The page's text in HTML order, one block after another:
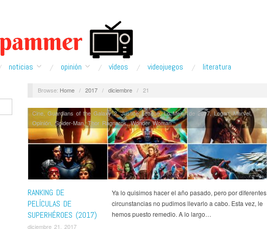
noticias opinión ví­deos videojuegos literatura
Browse: Home / 2017 / diciembre / 21
RANKING DE
PELÍCULAS DE
SUPERHÉROES (2017)
diciembre 21, 2017
Cine, Guardians of the Galaxy 2,Justice League,Lo Mejor de 2017,Logan, Marvel,
Opinión, Spider-Man,Thor Ragnarok,Wonder Woman
Ya lo quisimos hacer el año pasado, pero por diferentes
circunstancias no pudimos llevarlo a cabo. Esta vez, le
hemos puesto remedio. A lo largo…